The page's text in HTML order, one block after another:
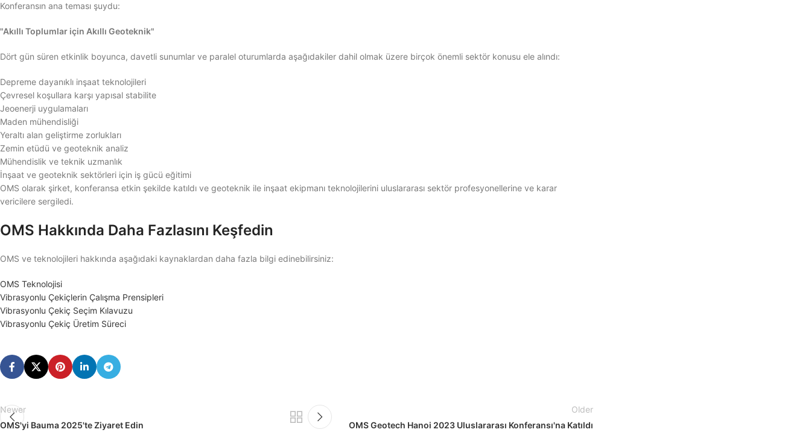
Konferansın ana teması şuydu:
"Akıllı Toplumlar için Akıllı Geoteknik"
Dört gün süren etkinlik boyunca, davetli sunumlar ve paralel oturumlarda aşağıdakiler dahil olmak üzere birçok önemli sektör konusu ele alındı:
Depreme dayanıklı inşaat teknolojileri
Çevresel koşullara karşı yapısal stabilite
Jeoenerji uygulamaları
Maden mühendisliği
Yeraltı alan geliştirme zorlukları
Zemin etüdü ve geoteknik analiz
Mühendislik ve teknik uzmanlık
İnşaat ve geoteknik sektörleri için iş gücü eğitimi
OMS olarak şirket, konferansa etkin şekilde katıldı ve geoteknik ile inşaat ekipmanı teknolojilerini uluslararası sektör profesyonellerine ve karar
vericilere sergiledi.
OMS Hakkında Daha Fazlasını Keşfedin
OMS ve teknolojileri hakkında aşağıdaki kaynaklardan daha fazla bilgi edinebilirsiniz:
OMS Teknolojisi
Vibrasyonlu Çekiçlerin Çalışma Prensipleri
Vibrasyonlu Çekiç Seçim Kılavuzu
Vibrasyonlu Çekiç Üretim Süreci
Newer
OMS'yi Bauma 2025'te Ziyaret Edin
Older
OMS Geotech Hanoi 2023 Uluslararası Konferansı'na Katıldı